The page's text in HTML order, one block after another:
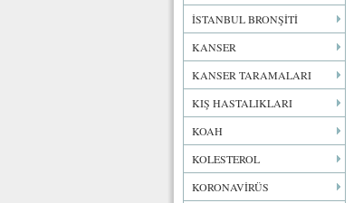
İSTANBUL BRONŞİTİ
KANSER
KANSER TARAMALARI
KIŞ HASTALIKLARI
KOAH
KOLESTEROL
KORONAVİRÜS